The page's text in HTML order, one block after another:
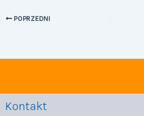
POPRZEDNI
Kontakt